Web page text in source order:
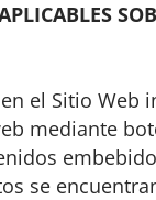
el Sitio Web
mediante
se